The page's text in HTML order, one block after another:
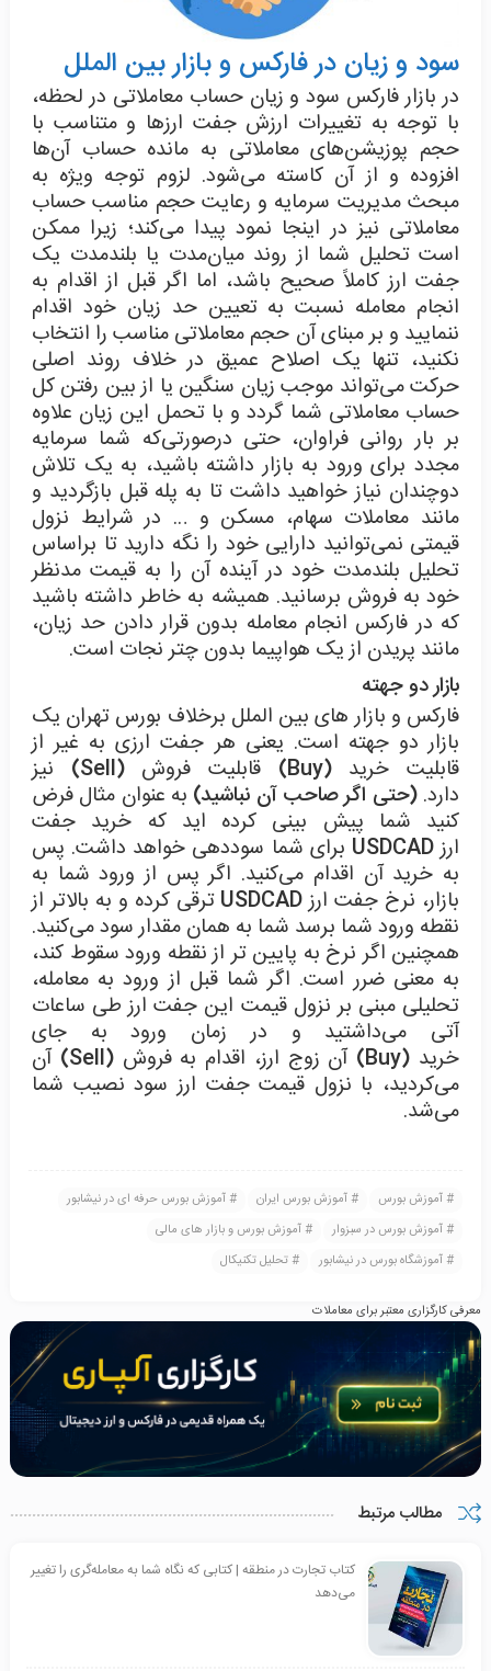
سود و زیان در فارکس و بازار بین الملل
در بازار فارکس سود و زیان حساب معاملاتی در لحظه،
با توجه به تغییرات ارزش جفت ارزها و متناسب با
حجم پوزیشن‌های معاملاتی به مانده ‌حساب آن‌ها
افزوده و از آن کاسته می‌شود. لزوم توجه ویژه به
مبحث مدیریت سرمایه و رعایت حجم مناسب حساب
معاملاتی نیز در اینجا نمود پیدا می‌کند؛ زیرا ممکن
است تحلیل شما از روند میان‌مدت یا بلندمدت یک
جفت ارز کاملاً صحیح باشد، اما اگر قبل از اقدام به
انجام معامله نسبت به تعیین حد زیان خود اقدام
ننمایید و بر مبنای آن حجم معاملاتی مناسب را انتخاب
نکنید، تنها یک اصلاح عمیق در خلاف روند اصلی
حرکت می‌تواند موجب زیان سنگین یا از بین رفتن کل
حساب معاملاتی شما گردد و با تحمل این زیان علاوه‌
بر بار روانی فراوان، حتی درصورتی‌که شما سرمایه
مجدد برای ورود به بازار داشته باشید، به یک تلاش
دوچندان نیاز خواهید داشت تا به پله قبل بازگردید و
مانند معاملات سهام، مسکن و … در شرایط نزول
قیمتی نمی‌توانید دارایی خود را نگه‌ دارید تا براساس
تحلیل بلندمدت خود در آینده آن را به قیمت مدنظر
خود به فروش برسانید. همیشه به خاطر داشته باشید
که در فارکس انجام معامله بدون قرار دادن حد زیان،
مانند پریدن از یک هواپیما بدون چتر نجات است.
بازار دو جهته
فارکس و بازار های بین الملل برخلاف بورس تهران یک
بازار دو جهته است. یعنی هر جفت ارزی به غیر از
قابلیت خرید(Buy) قابلیت فروش(Sell)
نیز
دارد.(حتی اگر صاحب آن نباشید) به عنوان مثال فرض
کنید شما پیش ‌بینی کرده ‌اید که خرید جفت
ارزUSDCAD برای شما سوددهی خواهد داشت. پس
به خرید آن اقدام می‌کنید. اگر پس از ورود شما به
بازار، نرخ جفت ارزUSDCAD ترقی کرده و به بالاتر از
نقطه ورود شما برسد شما به همان مقدار سود می‌کنید.
همچنین اگر نرخ به پایین ‌تر از نقطه ورود سقوط کند،
به معنی ضرر است. اگر شما قبل از ورود به معامله،
تحلیلی مبنی بر نزول قیمت این جفت ارز طی ساعات
آتی می‌داشتید و در زمان ورود به جای
خرید (Buy) آن زوج ارز، اقدام به فروش(Sell)
آن
می‌کردید، با نزول قیمت جفت ارز سود نصیب شما
می‌شد.
آموزش بورس آموزش بورس ایران
آموزش بورس حرفه ای در نیشابور
آموزش بورس در سبزوار
آموزش بورس و بازار های مالی
آموزشگاه بورس در نیشابور
تحلیل تکنیکال
معرفی کارگزاری معتبر برای معاملات
مطالب مرتبط
کتاب تجارت در منطقه | کتابی که نگاه شما به معامله‌گری را تغییر
می‌دهد